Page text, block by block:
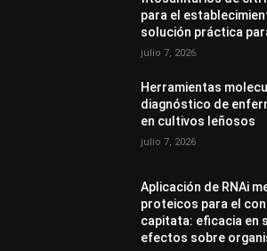
para el
solución práctica
julio 7, 2026
Herramientas
diagnóstico de
en cultivos leñosos
julio 7, 2026
Aplicación de RNAi
proteicos para el
capitata: eficacia en
efectos sobre